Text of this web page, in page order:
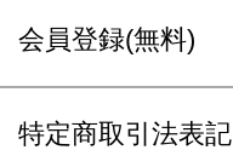
会員登録(無料)
特定商取引法表記